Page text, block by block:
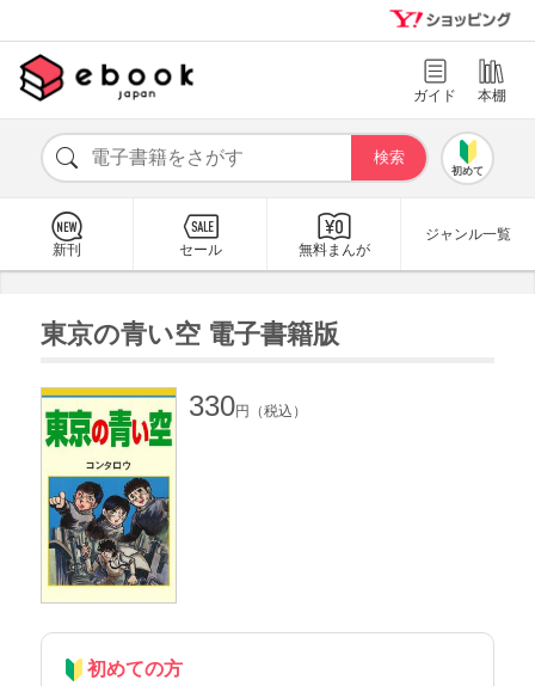
ガイド 本棚
初めて
新刊 セール 無料まんが
ジャンル一覧
東京の青い空 電子書籍版
330円（税込）
初めての方